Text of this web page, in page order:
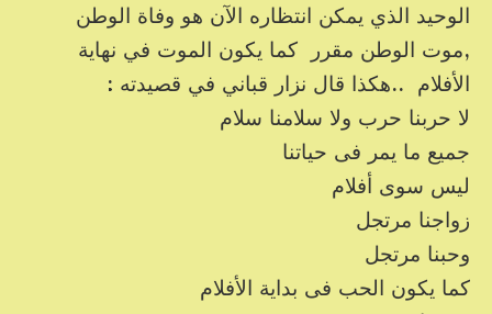
الوحيد الذي يمكن انتظاره الآن هو وفاة الوطن
,موت الوطن مقرر كما يكون الموت في نهاية
الأفلام ..هكذا قال نزار قباني في قصيدته :
لا حربنا حرب ولا سلامنا سلام
جميع ما يمر فى حياتنا
ليس سوى أفلام
زواجنا مرتجل
وحبنا مرتجل
كما يكون الحب فى بداية الأفلام